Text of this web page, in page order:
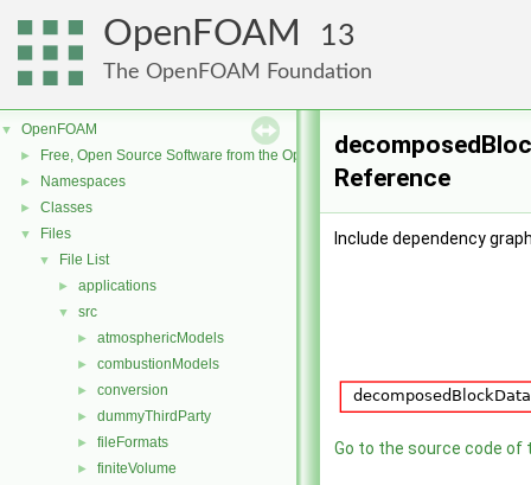
OpenFOAM 13
The OpenFOAM Foundation
▼ OpenFOAM
► Free, Open Source Software from the OpenFOAM Foundation
► Namespaces
► Classes
▼ Files
▼ File List
► applications
▼ src
► atmosphericModels
► combustionModels
► conversion
► dummyThirdParty
► fileFormats
► finiteVolume
Reference
Include dependency
Go to the source code of